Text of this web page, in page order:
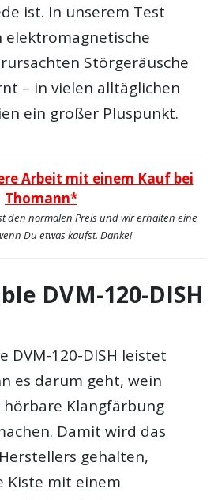
ist. In unserem Test
Störgeräusche
– in vielen alltäglichen
ein großer Pluspunkt.
Arbeit mit einem Kauf bei
Thomann*
den normalen Preis und wir erhalten eine
Du etwas kaufst. Danke!
DVM-120-DISH
DVM-120-DISH leistet
es darum geht, wein
Klangfärbung
Damit wird das
gehalten,
Kiste mit einem